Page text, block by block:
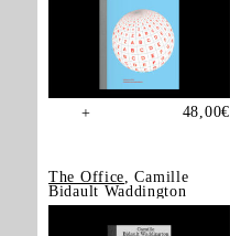
+ 48,00€
The Office, Camille
Bidault Waddington